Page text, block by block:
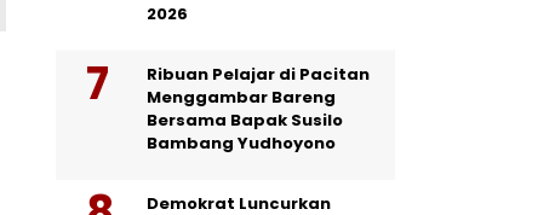
2026
Ribuan Pelajar di Pacitan
Menggambar Bareng
Bersama Bapak Susilo
Bambang Yudhoyono
Demokrat Luncurkan